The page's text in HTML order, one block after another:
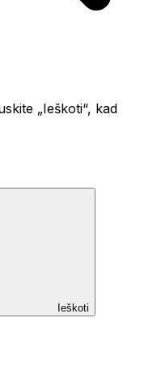
„Ieškoti“, kad
Ieškoti